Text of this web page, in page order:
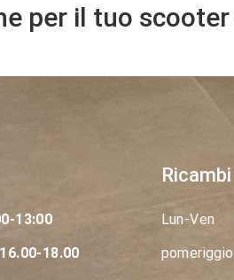
per il tuo
13:00
16.00-18.00
Lun-Ven
pomeriggio